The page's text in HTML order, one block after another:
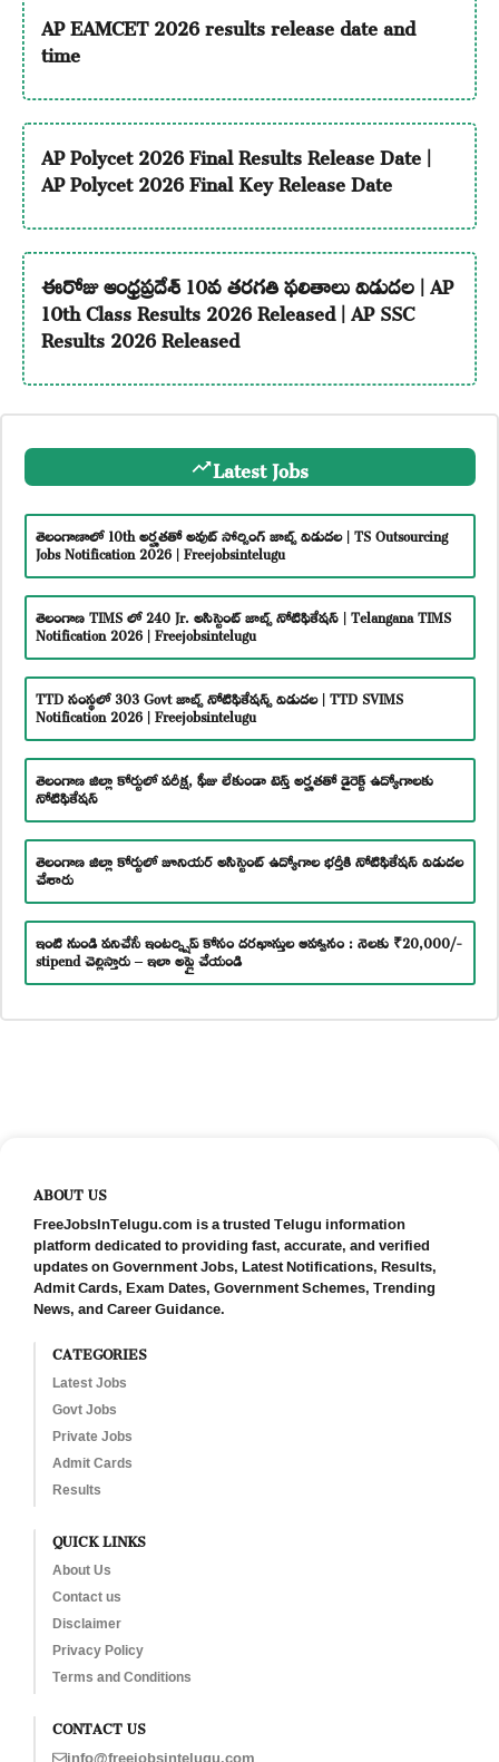
AP EAMCET 2026 results release date and
time
AP Polycet 2026 Final Results Release Date |
AP Polycet 2026 Final Key Release Date
ఈరోజు ఆంధ్రప్రదేశ్ 10వ తరగతి ఫలితాలు విడుదల | AP
10th Class Results 2026 Released | AP SSC
Results 2026 Released
Latest Jobs
తెలంగాణాలో 10th అర్హతతో అవుట్ సోర్సింగ్ జాబ్స్ విడుదల | TS Outsourcing
Jobs Notification 2026 | Freejobsintelugu
తెలంగాణ TIMS లో 240 Jr. అసిస్టెంట్ జాబ్స్ నోటిఫికేషన్ | Telangana TIMS
Notification 2026 | Freejobsintelugu
TTD సంస్థలో 303 Govt జాబ్స్ నోటిఫికేషన్స్ విడుదల | TTD SVIMS
Notification 2026 | Freejobsintelugu
తెలంగాణ జిల్లా కోర్టులో పరీక్ష, ఫీజు లేకుండా టెన్త్ అర్హతతో డైరెక్ట్ ఉద్యోగాలకు
నోటిఫికేషన్
తెలంగాణ జిల్లా కోర్టులో జూనియర్ అసిస్టెంట్ ఉద్యోగాల భర్తీకి నోటిఫికేషన్ విడుదల
చేశారు
ఇంటి నుండి పనిచేసే ఇంటర్న్షిప్ కోసం దరఖాస్తుల ఆహ్వానం : నెలకు ₹20,000/-
stipend చెల్లిస్తారు – ఇలా అప్లై చేయండి
ABOUT US
FreeJobsInTelugu.com is a trusted Telugu information
platform dedicated to providing fast, accurate, and verified
updates on Government Jobs, Latest Notifications, Results,
Admit Cards, Exam Dates, Government Schemes, Trending
News, and Career Guidance.
CATEGORIES
Latest Jobs
Govt Jobs
Private Jobs
Admit Cards
Results
QUICK LINKS
About Us
Contact us
Disclaimer
Privacy Policy
Terms and Conditions
CONTACT US